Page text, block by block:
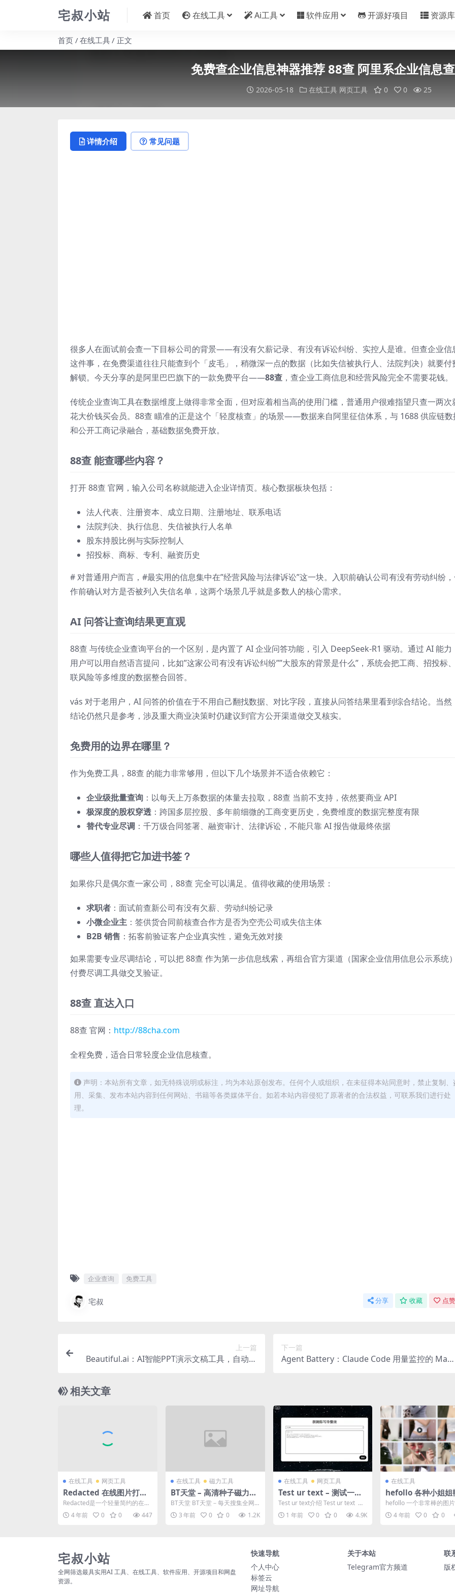
宅叔小站 首页 在线工具 Ai工具 软件应用 开源好项目 资源库
首页 在线工具 正文
免费查企业信息神器推荐 88查 阿里系企业信息
2026-05-18 在线工具 网页工具 0 0 25
详情介绍 常见问题
很多人在面试前会查一下目标公司的背景——有没有欠薪记录、有没有诉讼纠纷、实控人是谁。但查企业信
这件事，在免费渠道往往只能查到个「皮毛」，稍微深一点的数据（比如失信被执行人、法院判决）就要付
解锁。今天分享的是阿里巴巴旗下的一款免费平台——88查 ，查企业工商信息和经营风险完全不需要花钱。
传统企业查询工具在数据维度上做得非常全面，但对应着相当高的使用门槛，普通用户很难指望只查一两次
花大价钱买会员。88查 瞄准的正是这个「轻度核查」的场景——数据来自阿里征信体系，与 1688 供应链数
和公开工商记录融合，基础数据免费开放。
88查 能查哪些内容？
打开 88查 官网，输入公司名称就能进入企业详情页。核心数据板块包括：
法人代表、注册资本、成立日期、注册地址、联系电话
法院判决、执行信息、失信被执行人名单
股东持股比例与实际控制人
招投标、商标、专利、融资历史
# 对普通用户而言，#最实用的信息集中在”经营风险与法律诉讼”这一块。入职前确认公司有没有劳动纠纷
作前确认对方是否被列入失信名单，这两个场景几乎就是多数人的核心需求。
AI 问答让查询结果更直观
88查 与传统企业查询平台的一个区别，是内置了 AI 企业问答功能，引入 DeepSeek-R1 驱动。通过 AI 能力
用户可以用自然语言提问，比如”这家公司有没有诉讼纠纷””大股东的背景是什么”，系统会把工商、招投标
联风险等多维度的数据整合回答。
vás 对于老用户，AI 问答的价值在于不用自己翻找数据、对比字段，直接从问答结果里看到综合结论。当然
结论仍然只是参考，涉及重大商业决策时仍建议到官方公开渠道做交叉核实。
免费用的边界在哪里？
作为免费工具，88查 的能力非常够用，但以下几个场景并不适合依赖它：
企业级批量查询 ：以每天上万条数据的体量去拉取，88查 当前不支持，依然要商业 API
极深度的股权穿透 ：跨国多层控股、多年前细微的工商变更历史，免费维度的数据完整度有限
替代专业尽调 ：千万级合同签署、融资审计、法律诉讼，不能只靠 AI 报告做最终依据
哪些人值得把它加进书签？
如果你只是偶尔查一家公司，88查 完全可以满足。值得收藏的使用场景：
求职者 ：面试前查新公司有没有欠薪、劳动纠纷记录
小微企业主 ：签供货合同前核查合作方是否为空壳公司或失信主体
B2B 销售 ：拓客前验证客户企业真实性，避免无效对接
如果需要专业尽调结论，可以把 88查 作为第一步信息线索，再组合官方渠道（国家企业信用信息公示系统
付费尽调工具做交叉验证。
88查 直达入口
88查 官网： http://88cha.com
全程免费，适合日常轻度企业信息核查。
声明：本站所有文章，如无特殊说明或标注，均为本站原创发布。任何个人或组织，在未征得本站同意时，禁止复制、
用、采集、发布本站内容到任何网站、书籍等各类媒体平台。如若本站内容侵犯了原著者的合法权益，可联系我们进行处
理。
企业查询 免费工具
宅叔 分享 收藏 点
上一篇
Beautiful.ai：AI智能PPT演示文稿工具，自动排
下一篇
Agent Battery：Claude Code 用量监控的 Mac
相关文章
在线工具 网页工具
Redacted 在线图片打马
赛克工具
Redacted是一个轻量简约的在线
图片打马赛克工具，打马赛克分
为三种，模糊、像...
4 年前 0 0 447
在线工具 磁力工具
BT天堂 – 高清种子磁力下
载站
BT天堂 BT天堂－每天搜集全网
最新高清电影、电视剧、动漫、
综艺、纪录片等BT种...
3 年前 0 0 1.2K
在线工具 网页工具
Test ur text – 测试一下
你的文笔风格
Test ur text介绍 Test ur text 测
试一下你的文笔风格！...
1 年前 0 0 4.9K
在线工具
hefollo 各种小姐姐
福利网盘
hefollo 一个非常棒的图
库，网站做成网盘形式。
含了手机端与电脑...
4 年前 0 0
宅叔小站
全网筛选最具实用AI 工具、在线工具、软件应用、开源项目和网盘
资源。
快速导航
个人中心
标签云
网址导航
关于本站
Telegram官方频道
联
版